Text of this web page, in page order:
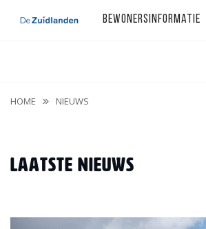
Bewonersinformatie
HOME NIEUWS
Laatste nieuws